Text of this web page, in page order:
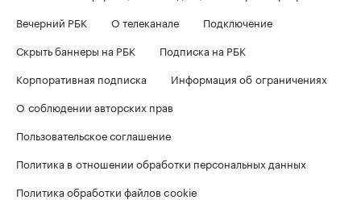
Вечерний РБК
О телеканале
Подключение
Скрыть баннеры на РБК
Подписка на РБК
Корпоративная подписка
Информация об ограничениях
О соблюдении авторских прав
Пользовательское соглашение
Политика в отношении обработки персональных данных
Политика обработки файлов cookie